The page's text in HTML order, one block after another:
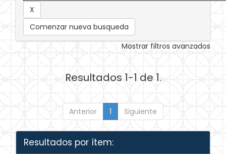
Comenzar nueva busqueda
Mostrar filtros avanzados
Resultados 1-1 de 1.
Anterior 1 Siguiente
Resultados por ítem: